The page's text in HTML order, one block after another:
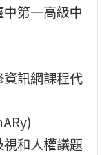
第一高級中
資訊網課程代
和人權議題